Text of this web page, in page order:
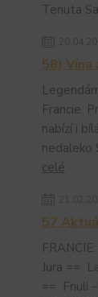
Tenuta
58) Vína
Francie.
nabízí i
nedaleko
celé
57
Jura ==
== Friuli